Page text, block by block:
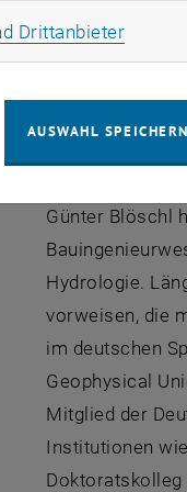
BfG vertraut
den Aufgaben
Festlegung
Günter Blöschl
Hydrologie.
vorweisen, die
im deutschen
Geophysical
Mitglied der
Institutionen
Doktoratskolleg
Drittanbieter
AUSWAHL